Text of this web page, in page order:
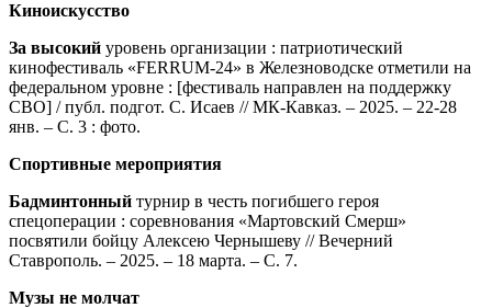
Киноискусство
За высокий уровень организации : патриотический
кинофестиваль «FERRUM-24» в Железноводске отметили на
федеральном уровне : [фестиваль направлен на поддержку
СВО] / публ. подгот. С. Исаев // МК-Кавказ. – 2025. – 22-28
янв. – С. 3 : фото.
Спортивные мероприятия
Бадминтонный турнир в честь погибшего героя
спецоперации : соревнования «Мартовский Смерш»
посвятили бойцу Алексею Чернышеву // Вечерний
Ставрополь. – 2025. – 18 марта. – С. 7.
Музы не молчат